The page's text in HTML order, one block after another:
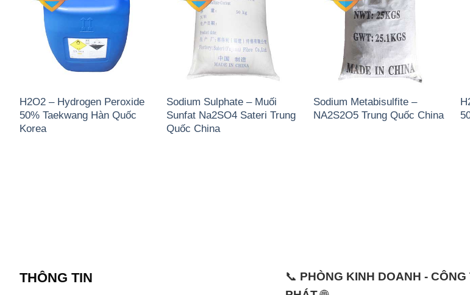
H2O2 – Hydrogen Peroxide
50% Taekwang Hàn Quốc
Korea
Sodium Sulphate – Muối
Sunfat Na2SO4 Sateri Trung
Quốc China
Sodium Metabisulfite –
NA2S2O5 Trung Quốc China
THÔNG TIN 📞 PHÒNG KINH DOANH -